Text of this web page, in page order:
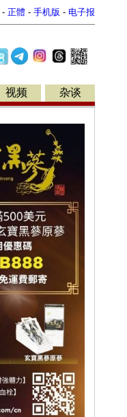
- 正體 - 手机版 - 电子报
视频 杂谈